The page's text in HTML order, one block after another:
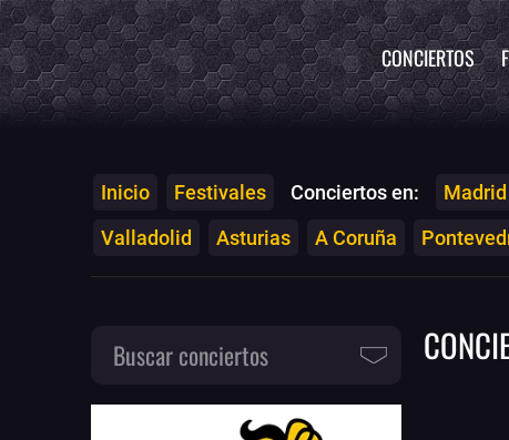
CONCIERTOS
Inicio Festivales Conciertos en: Madrid
Valladolid
Asturias A Coruña
Buscar conciertos